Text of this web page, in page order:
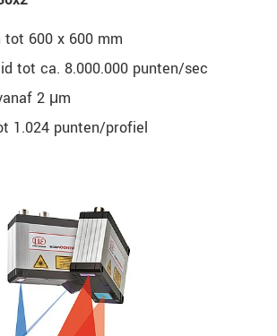
tot 600 x 600 mm
tot ca. 8.000.000 punten/sec
2 μm
1.024 punten/profiel